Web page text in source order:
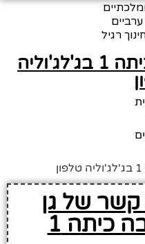
רגיל
גן ילדים אלמחבה כיתה 1 בג'לג'וליה
קשר של גן
כיתה 1